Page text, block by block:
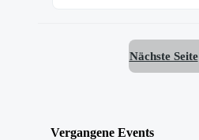
Nächste Seite
Vergangene Events